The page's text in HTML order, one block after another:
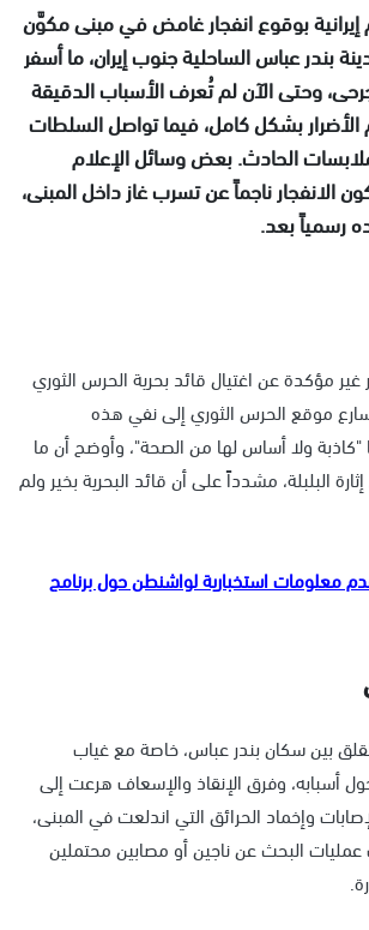
بوقوع انفجار غامض في مبنى مكوَّن
بندر عباس الساحلية جنوب إيران، ما أسفر
وحتى الآن لم تُعرف الأسباب الدقيقة
الأضرار بشكل كامل، فيما تواصل السلطات
الحادث. بعض وسائل الإعلام
الانفجار ناجماً عن تسرب غاز داخل المبنى،
رسمياً بعد.
مؤكدة عن اغتيال قائد بحرية الحرس الثوري
سارع موقع الحرس الثوري إلى نفي هذه
"كاذبة ولا أساس لها من الصحة"، وأوضح أن ما
البلبلة، مشدداً على أن قائد البحرية بخير ولم
معلومات استخبارية لواشنطن حول برنامج
القلق بين سكان بندر عباس، خاصة مع غياب
أسبابه، وفرق الإنقاذ والإسعاف هرعت إلى
وإخماد الحرائق التي اندلعت في المبنى،
البحث عن ناجين أو مصابين محتملين